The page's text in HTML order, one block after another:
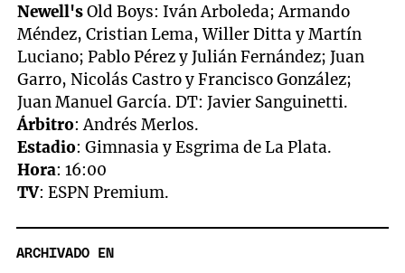
Newell'sOld Boys: Iván Arboleda; Armando
Méndez, Cristian Lema, Willer Ditta y Martín
Luciano; Pablo Pérez y Julián Fernández; Juan
Garro, Nicolás Castro y Francisco González;
Juan Manuel García. DT: Javier Sanguinetti.
Árbitro: Andrés Merlos.
Estadio: Gimnasia y Esgrima de La Plata.
Hora: 16:00
TV: ESPN Premium.
ARCHIVADO EN